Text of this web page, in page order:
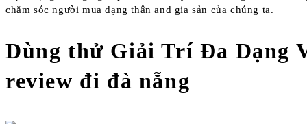
chăm sóc người mua dạng thân and gia sản của chúng ta.
Dùng thử Giải Trí Đa Dạng
review đi đà nẵng